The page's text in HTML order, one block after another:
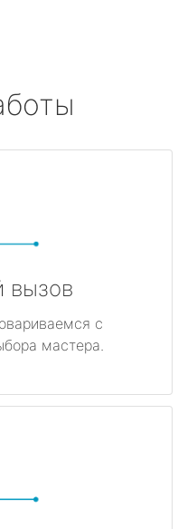
вызов
с
мастера.